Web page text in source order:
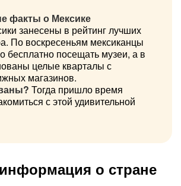
факты о Мексике
занесены в рейтинг лучших
По воскресеньям мексиканцы
бесплатно посещать музеи, а в
целые кварталы с
магазинов.
Тогда пришло время
с этой удивительной
о стране